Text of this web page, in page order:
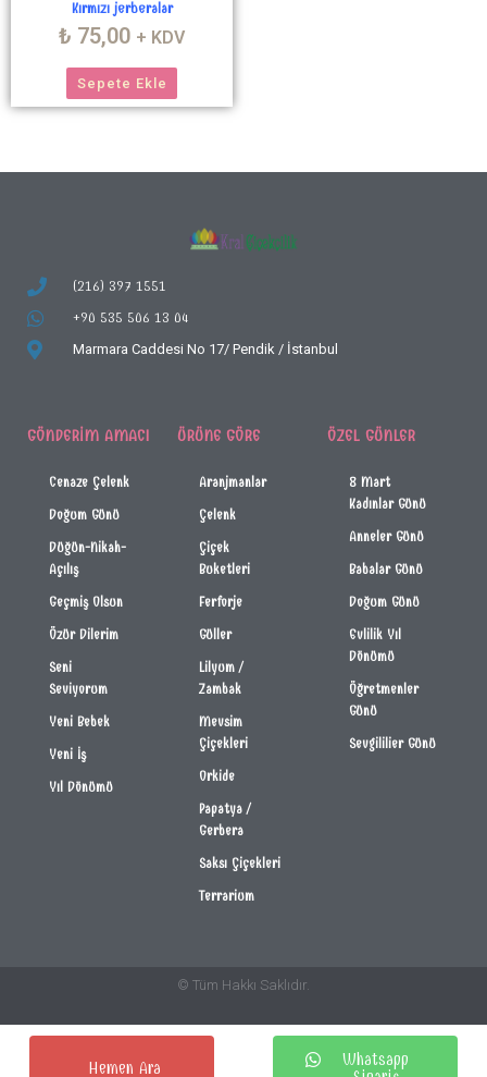
Kırmızı jerberalar
₺ 75,00 + KDV
Sepete Ekle
(216) 397 1551
+90 535 506 13 04
Marmara Caddesi No 17/ Pendik / İstanbul
GÖNDERIM AMACI
Cenaze Çelenk
Doğum Günü
Düğün-Nikah-
Açılış
Geçmiş Olsun
Özür Dilerim
Seni
Seviyorum
Yeni Bebek
Yeni İş
Yıl Dönümü
ÜRÜNE GÖRE
Aranjmanlar
Çelenk
Çiçek
Buketleri
Ferforje
Güller
Lilyum /
Zambak
Mevsim
Çiçekleri
Orkide
Papatya /
Gerbera
Saksı Çiçekleri
Terrarium
ÖZEL GÜNLER
8 Mart
Kadınlar Günü
Anneler Günü
Babalar Günü
Doğum Günü
Evlilik Yıl
Dönümü
Öğretmenler
Günü
Sevgililier Günü
© Tüm Hakkı Saklıdır.
Hemen Ara
Whatsapp